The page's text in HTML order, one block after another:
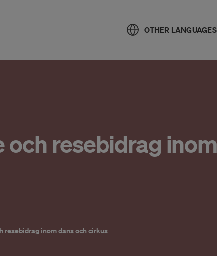
OTHER LANGUAGES
resebidrag inom
resebidrag inom dans och cirkus